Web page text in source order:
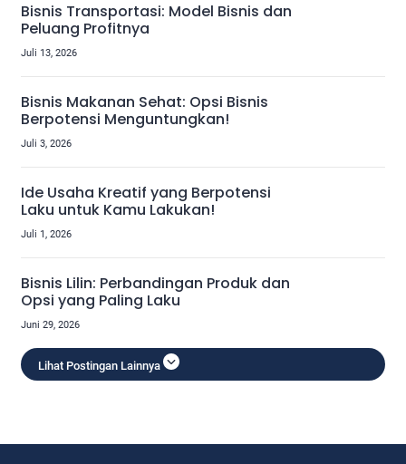
Bisnis Transportasi: Model Bisnis dan
Peluang Profitnya
Juli 13, 2026
Bisnis Makanan Sehat: Opsi Bisnis
Berpotensi Menguntungkan!
Juli 3, 2026
Ide Usaha Kreatif yang Berpotensi
Laku untuk Kamu Lakukan!
Juli 1, 2026
Bisnis Lilin: Perbandingan Produk dan
Opsi yang Paling Laku
Juni 29, 2026
Lihat Postingan Lainnya